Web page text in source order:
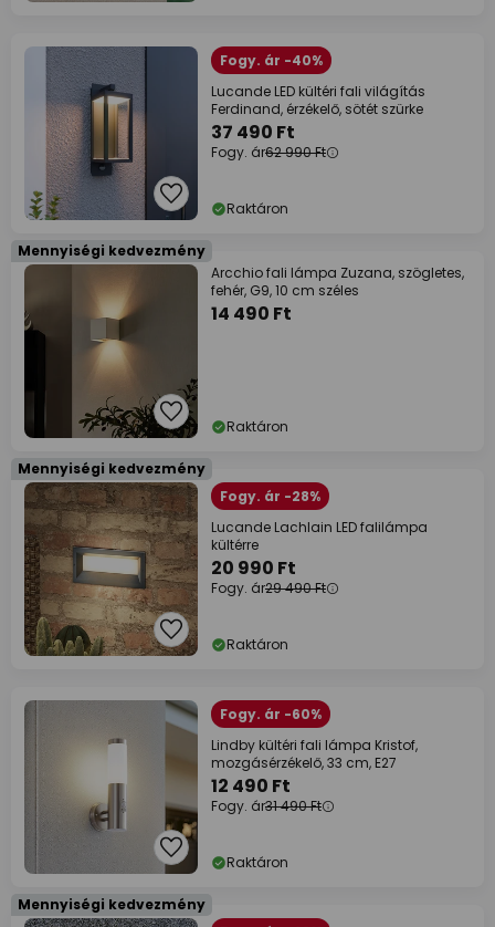
Fogy. ár -40%
Lucande LED kültéri fali világítás
Ferdinand, érzékelő, sötét szürke
37 490 Ft
Fogy. ár62 990 Ft
Raktáron
Mennyiségi kedvezmény
Arcchio fali lámpa Zuzana, szögletes,
fehér, G9, 10 cm széles
14 490 Ft
Raktáron
Mennyiségi kedvezmény
Fogy. ár -28%
Lucande Lachlain LED falilámpa
kültérre
20 990 Ft
Fogy. ár29 490 Ft
Raktáron
Fogy. ár -60%
Lindby kültéri fali lámpa Kristof,
mozgásérzékelő, 33 cm, E27
12 490 Ft
Fogy. ár31 490 Ft
Raktáron
Mennyiségi kedvezmény